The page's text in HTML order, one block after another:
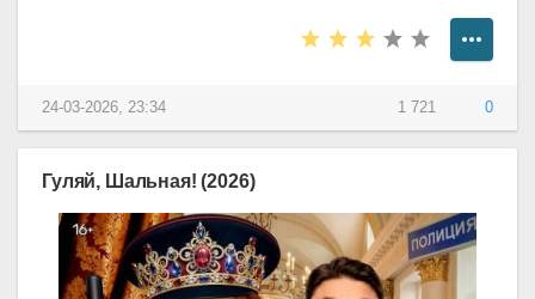
1 721 0
24-03-2026, 23:34
Гуляй, Шальная! (2026)